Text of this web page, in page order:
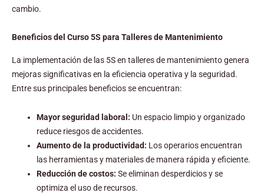
cambio.
Beneficios del Curso 5S para Talleres de Mantenimiento
La implementación de las 5S en talleres de mantenimiento genera
mejoras significativas en la eficiencia operativa y la seguridad.
Entre sus principales beneficios se encuentran:
Mayor seguridad laboral: Un espacio limpio y organizado
reduce riesgos de accidentes.
Aumento de la productividad: Los operarios encuentran
las herramientas y materiales de manera rápida y eficiente.
Reducción de costos: Se eliminan desperdicios y se
optimiza el uso de recursos.